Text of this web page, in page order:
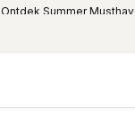
Ontdek Summer